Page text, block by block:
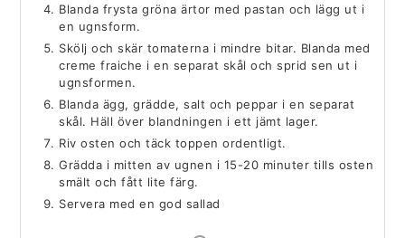
Blanda frysta gröna ärtor med pastan och lägg ut i
en ugnsform.
Skölj och skär tomaterna i mindre bitar. Blanda med
creme fraiche i en separat skål och sprid sen ut i
ugnsformen.
Blanda ägg, grädde, salt och peppar i en separat
skål. Häll över blandningen i ett jämt lager.
Riv osten och täck toppen ordentligt.
Grädda i mitten av ugnen i 15-20 minuter tills osten
smält och fått lite färg.
Servera med en god sallad